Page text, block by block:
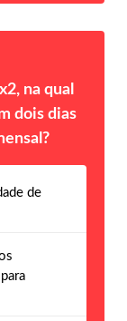
na qual
dois dias
de